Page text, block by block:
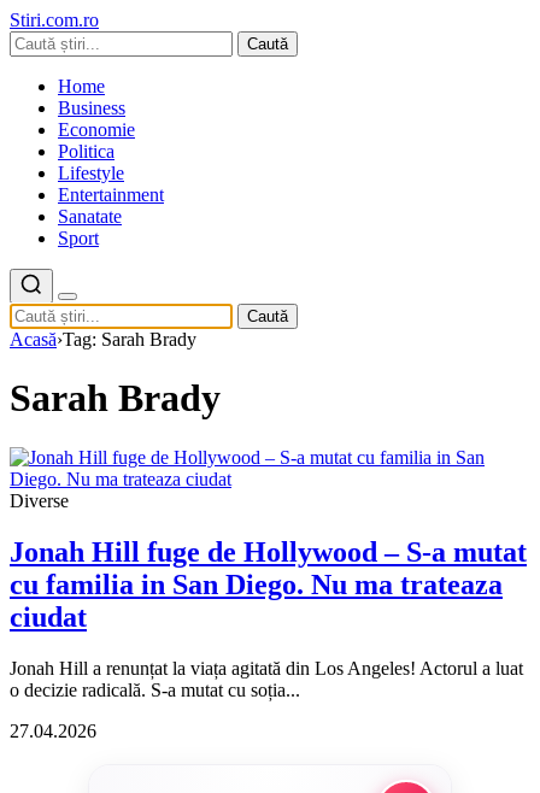
Stiri.com.ro
Caută
Home
Business
Economie
Politica
Lifestyle
Entertainment
Sanatate
Sport
Caută
Acasă›Tag: Sarah Brady
Sarah Brady
Diverse
Jonah Hill fuge de Hollywood – S-a mutat
cu familia in San Diego. Nu ma trateaza
ciudat
Jonah Hill a renunțat la viața agitată din Los Angeles! Actorul a luat
o decizie radicală. S-a mutat cu soția...
27.04.2026